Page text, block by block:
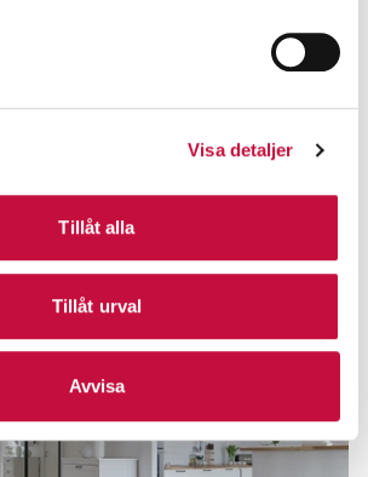
Visa detaljer
Tillåt alla
Tillåt urval
Avvisa